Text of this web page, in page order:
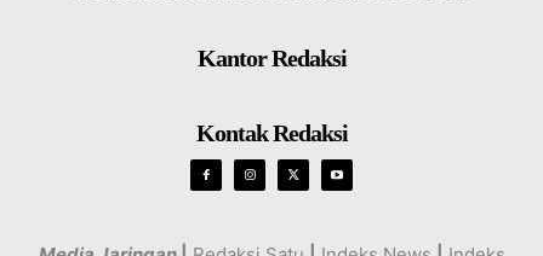
Kantor Redaksi
Kontak Redaksi